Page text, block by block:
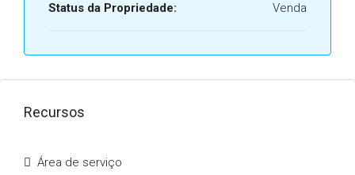
Status da Propriedade: Venda
Recursos
Área de serviço